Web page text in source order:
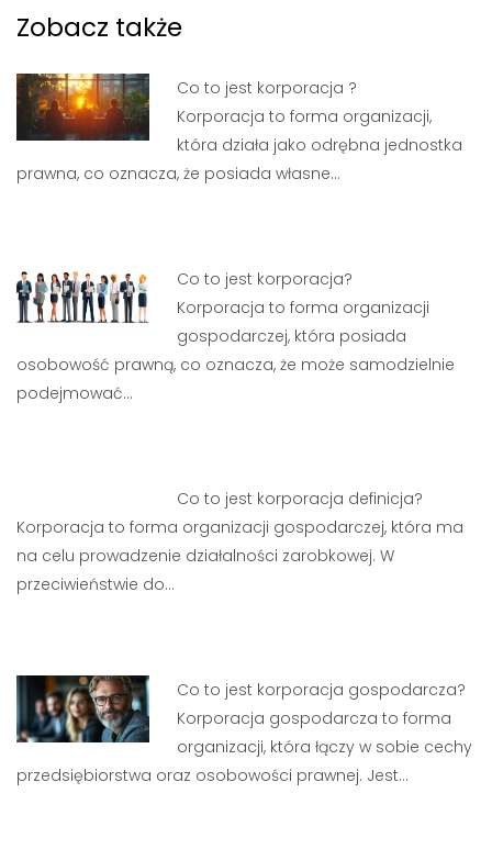
Zobacz także
Co to jest korporacja ?
Korporacja to forma organizacji,
która działa jako odrębna jednostka
prawna, co oznacza, że posiada własne…
Co to jest korporacja?
Korporacja to forma organizacji
gospodarczej, która posiada
osobowość prawną, co oznacza, że może samodzielnie
podejmować…
Co to jest korporacja definicja?
Korporacja to forma organizacji gospodarczej, która ma
na celu prowadzenie działalności zarobkowej. W
przeciwieństwie do…
Co to jest korporacja gospodarcza?
Korporacja gospodarcza to forma
organizacji, która łączy w sobie cechy
przedsiębiorstwa oraz osobowości prawnej. Jest…